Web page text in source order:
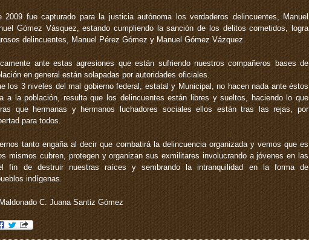
fue capturado para la justicia autónoma los verdaderos delincuentes, Manuel
Gómez Vásquez, estando cumpliendo la sanción de los delitos cometidos, logra
delincuentes, Manuel Pérez Gómez y Manuel Gómez Vázquez.
ante estas agresiones que están sufriendo nuestros compañeros bases de
en general están solapadas por autoridades oficiales.
los 3 niveles del mal gobierno federal, estatal y Municipal, no hacen nada ante éstos
a la población, resulta que los delincuentes están libres y sueltos, haciendo lo que
que hermanas y hermanos luchadores sociales ellos están tras las rejas, por
para todos.
tanto engaña al decir que combatirá la delincuencia organizada y vemos que es
mismos cubren, protegen y organizan sus exmilitares involucrando a jóvenes en las
fin de destruir nuestras raíces y sembrando la intranquilidad en la forma de
indígenas.
C. Juana Santiz Gómez